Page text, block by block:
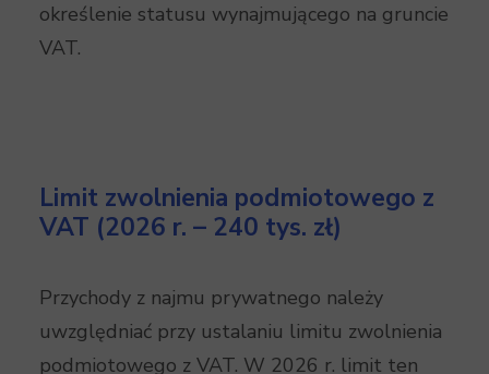
określenie statusu wynajmującego na gruncie
VAT.
Limit zwolnienia podmiotowego z
VAT (2026 r. – 240 tys. zł)
Przychody z najmu prywatnego należy
uwzględniać przy ustalaniu limitu zwolnienia
podmiotowego z VAT. W 2026 r. limit ten